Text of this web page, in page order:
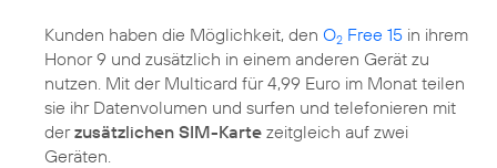
Kunden haben die Möglichkeit, den O2 Free 15 in ihrem
Honor 9 und zusätzlich in einem anderen Gerät zu
nutzen. Mit der Multicard für 4,99 Euro im Monat teilen
sie ihr Datenvolumen und surfen und telefonieren mit
derzusätzlichen SIM-Karte zeitgleich auf zwei
Geräten.